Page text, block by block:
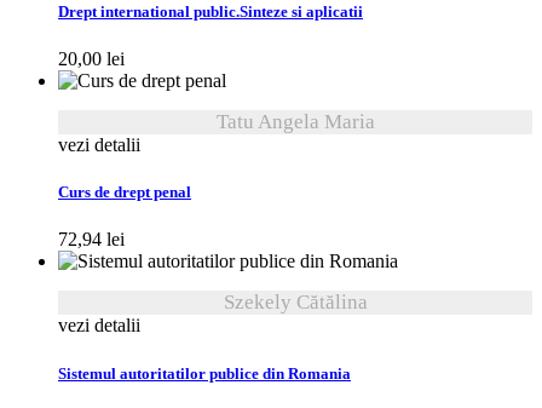
Drept international public.Sinteze si aplicatii
20,00 lei
Tatu Angela Maria
vezi detalii
Curs de drept penal
72,94 lei
Szekely Cătălina
vezi detalii
Sistemul autoritatilor publice din Romania